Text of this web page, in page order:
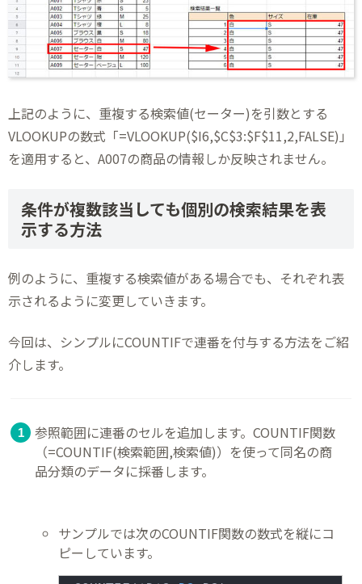
上記のように、重複する検索値(セーター)を引数とする
VLOOKUPの数式「=VLOOKUP($I6,$C$3:$F$11,2,FALSE)」
を適用すると、A007の商品の情報しか反映されません。
条件が複数該当しても個別の検索結果を表
示する方法
例のように、重複する検索値がある場合でも、それぞれ表
示されるように変更していきます。
今回は、シンプルにCOUNTIFで連番を付与する方法をご紹
介します。
参照範囲に連番のセルを追加します。COUNTIF関数
（=COUNTIF(検索範囲,検索値)）を使って同名の商
品分類のデータに採番します。
サンプルでは次のCOUNTIF関数の数式を縦にコ
ピーしています。